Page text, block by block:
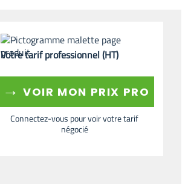
Votre tarif professionnel (HT)
→ VOIR MON PRIX PRO
Connectez-vous pour voir votre tarif
négocié